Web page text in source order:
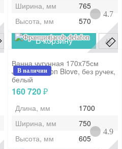
Ширина, мм
765
Высота, мм
570
В корзину
jacob-delafon
4.7
В наличии
Ванна чугунная 170x75см
Jacob Delafon Biove, без ручек,
белый
160 720₽
Длина, мм
1700
Ширина, мм
750
Высота, мм
605
4.9